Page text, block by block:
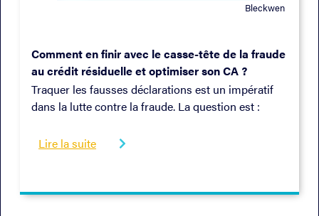
Bleckwen
Comment en finir avec le casse-tête de la fraude
au crédit résiduelle et optimiser son CA ?
Traquer les fausses déclarations est un impératif
dans la lutte contre la fraude. La question est :
rentabilité et l'expérience client ? C'est ce que nous
Lire la suite 